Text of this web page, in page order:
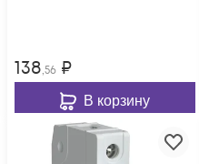
138,56 ₽
В корзину